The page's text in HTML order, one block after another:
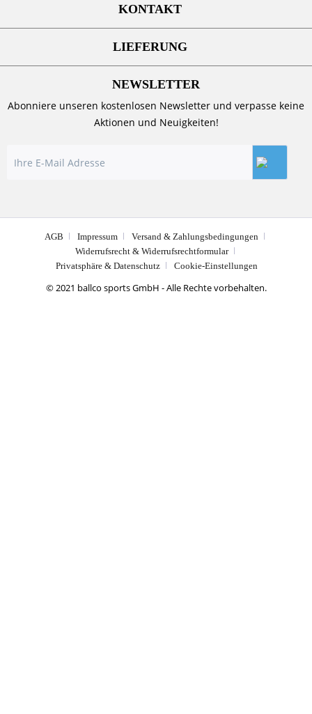
KONTAKT
LIEFERUNG
NEWSLETTER
Abonniere unseren kostenlosen Newsletter und verpasse keine
Aktionen und Neuigkeiten!
© 2021 ballco sports GmbH - Alle Rechte vorbehalten.
AGB Impressum
Versand & Zahlungsbedingungen
Widerrufsrecht & Widerrufsrechtformular
Privatsphäre & Datenschutz
Cookie-Einstellungen